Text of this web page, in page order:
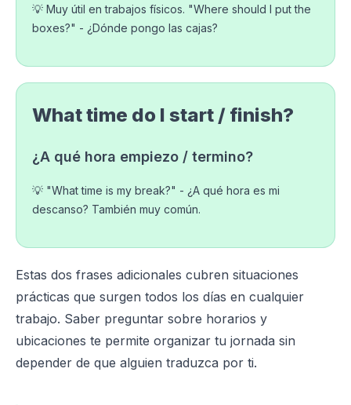
💡 Muy útil en trabajos físicos. "Where should I put the
boxes?" - ¿Dónde pongo las cajas?
What time do I start / finish?
¿A qué hora empiezo / termino?
💡 "What time is my break?" - ¿A qué hora es mi
descanso? También muy común.
Estas dos frases adicionales cubren situaciones
prácticas que surgen todos los días en cualquier
trabajo. Saber preguntar sobre horarios y
ubicaciones te permite organizar tu jornada sin
depender de que alguien traduzca por ti.